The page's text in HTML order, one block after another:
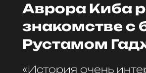
Аврора Киба
знакомстве
Рустамом
«История очень